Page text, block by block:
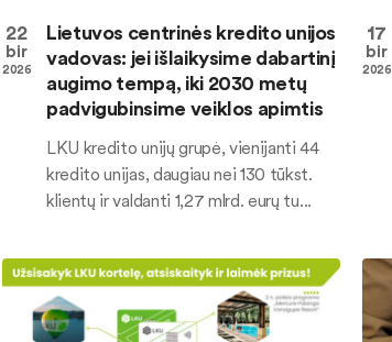
22
bir
2026
Lietuvos centrinės kredito unijos
vadovas: jei išlaikysime dabartinį
augimo tempą, iki 2030 metų
padvigubinsime veiklos apimtis
LKU kredito unijų grupė, vienijanti 44
kredito unijas, daugiau nei 130 tūkst.
klientų ir valdanti 1,27 mlrd. eurų tu...
17
bir
2026